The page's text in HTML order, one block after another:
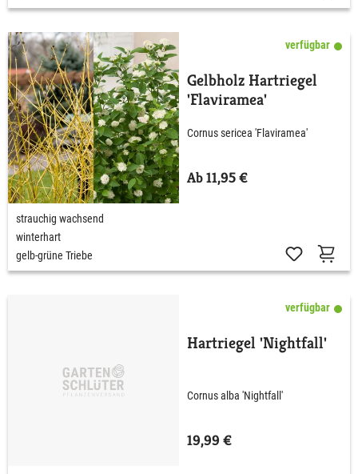
verfügbar
Gelbholz Hartriegel
'Flaviramea'
Cornus sericea 'Flaviramea'
Ab 11,95 €
strauchig wachsend
winterhart
gelb-grüne Triebe
verfügbar
Hartriegel 'Nightfall'
Cornus alba 'Nightfall'
19,99 €